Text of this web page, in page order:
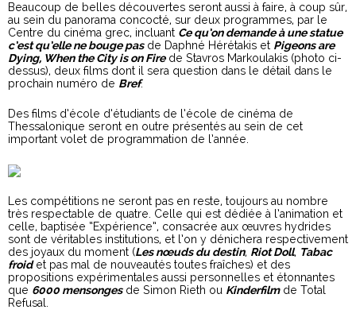
Beaucoup de belles découvertes seront aussi à faire, à coup sûr,
au sein du panorama concocté, sur deux programmes, par le
Centre du cinéma grec, incluant Ce qu’on demande à une statue
c’est qu’elle ne bouge pasde Daphné Hérétakis et Pigeons are
Dying, When the City is on Firede Stavros Markoulakis (photo ci-
dessus), deux films dont il sera question dans le détail dans le
prochain numéro de Bref.
Des films d’école d’étudiants de l’école de cinéma de
Thessalonique seront en outre présentés au sein de cet
important volet de programmation de l’année.
Les compétitions ne seront pas en reste, toujours au nombre
très respectable de quatre. Celle qui est dédiée à l’animation et
celle, baptisée “Expérience”, consacrée aux œuvres hydrides
sont de véritables institutions, et l’on y dénichera respectivement
des joyaux du moment (Les nœuds du destin, Riot Doll, Tabac
froidet pas mal de nouveautés toutes fraîches) et des
propositions expérimentales aussi personnelles et étonnantes
que 6000 mensongesde Simon Rieth ou Kinderfilmde Total
Refusal.